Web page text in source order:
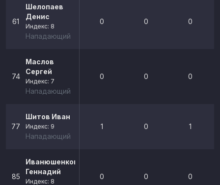
61
Шелопаев
Денис
Индекс: 8
Нападающий
0 0 0
74
Маслов
Сергей
Индекс: 7
Нападающий
0 0 0
77
Шитов Иван
Индекс: 9
Нападающий
1 0 1
85
Иванюшенков
Геннадий
Индекс: 8
0 0 0